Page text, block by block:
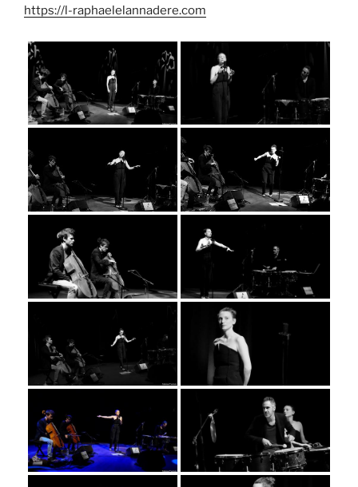
https://l-raphaelelannadere.com